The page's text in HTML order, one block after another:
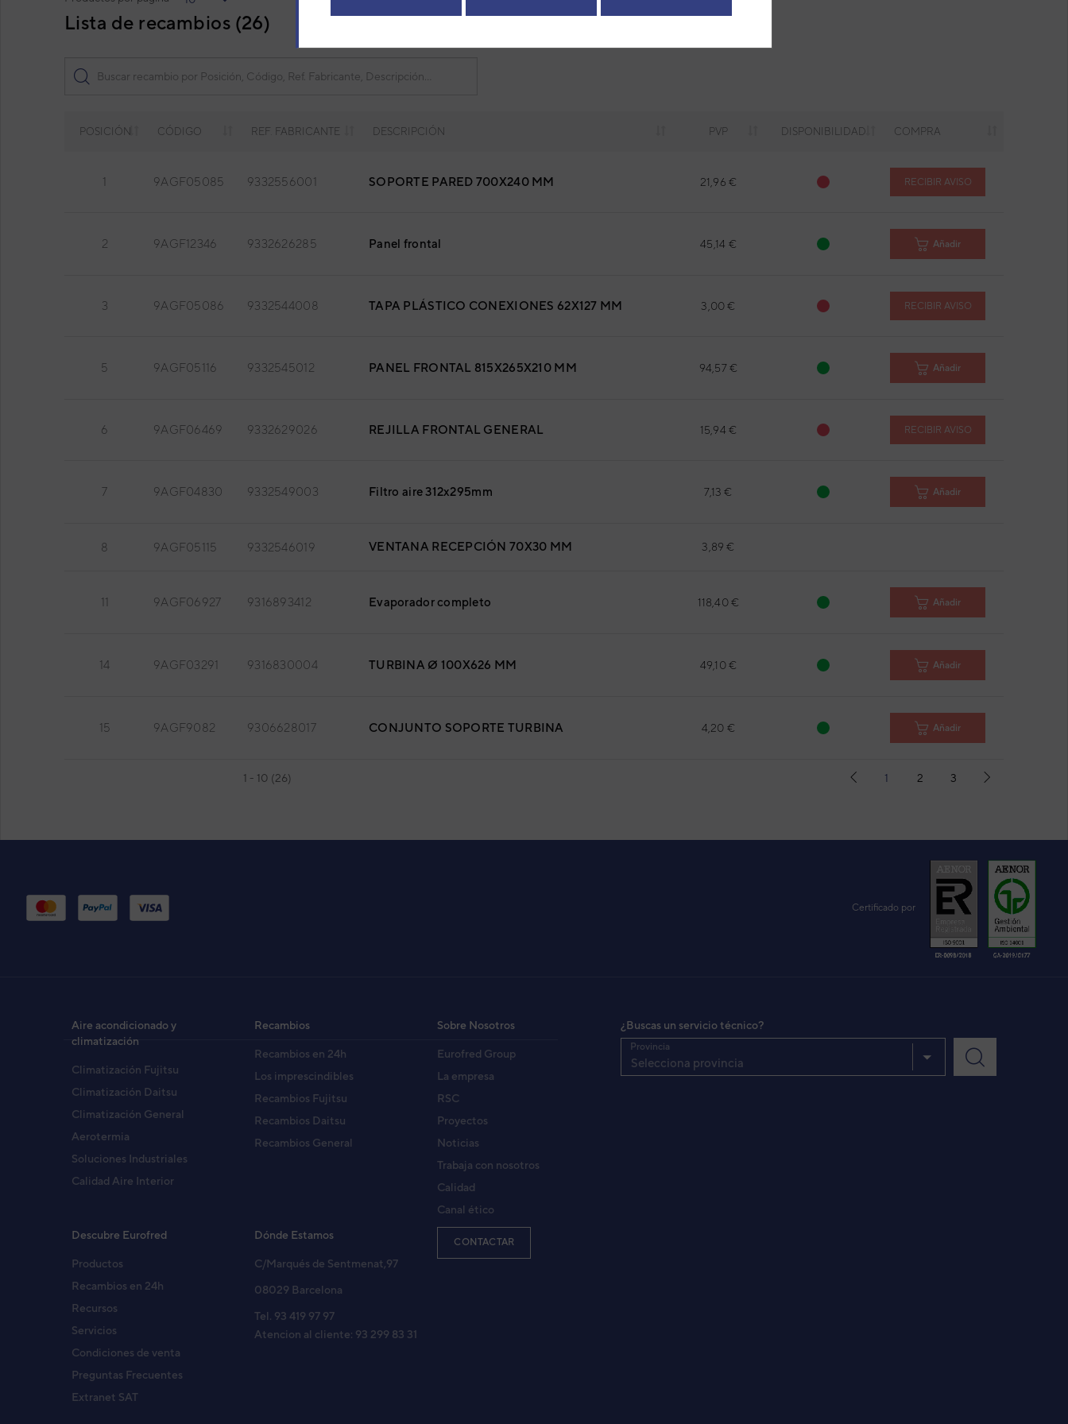
Lista de recambios (26)
POSICIÓN CÓDIGO REF. FABRICANTE DESCRIPCIÓN PVP DISPONIBILIDAD COMPRA
1 9AGF05085 9332556001 SOPORTE PARED 700X240 MM 21,96 € RECIBIR AVISO
2 9AGF12346 9332626285 Panel frontal 45,14 € Añadir
3 9AGF05086 9332544008 TAPA PLÁSTICO CONEXIONES 62X127 MM 3,00 € RECIBIR AVISO
5 9AGF05116 9332545012 PANEL FRONTAL 815X265X210 MM 94,57 € Añadir
6 9AGF06469 9332629026 REJILLA FRONTAL GENERAL 15,94 € RECIBIR AVISO
7 9AGF04830 9332549003 Filtro aire 312x295mm 7,13 € Añadir
8 9AGF05115 9332546019 VENTANA RECEPCIÓN 70X30 MM 3,89 €
11 9AGF06927 9316893412 Evaporador completo 118,40 € Añadir
14 9AGF03291 9316830004 TURBINA Ø 100X626 MM 49,10 € Añadir
15 9AGF9082 9306628017 CONJUNTO SOPORTE TURBINA 4,20 € Añadir
1 - 10 (26) 1 2 3
Ref. fabricante: ASHE009GTAH
Certificado por
Aire acondicionado y
climatización
Climatización Fujitsu
Climatización Daitsu
Climatización General
Aerotermia
Soluciones Industriales
Calidad Aire Interior
Recambios
Recambios en 24h
Los imprescindibles
Recambios Fujitsu
Recambios Daitsu
Recambios General
Sobre Nosotros
Eurofred Group
La empresa
RSC
Proyectos
Noticias
Trabaja con nosotros
Calidad
Canal ético
Descubre Eurofred
Productos
Recambios en 24h
Recursos
Servicios
Condiciones de venta
Preguntas Frecuentes
Extranet SAT
Dónde Estamos
C/Marqués de Sentmenat,97
08029 Barcelona
Tel. 93 419 97 97
Atencion al cliente: 93 299 83 31
CONTACTAR
¿Buscas un servicio técnico?
Selecciona provincia
Provincia